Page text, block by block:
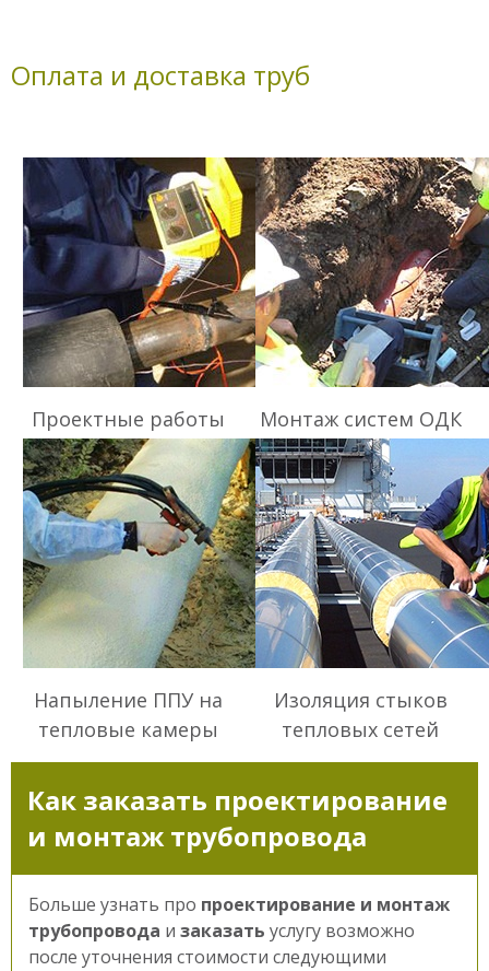
Ваше имя
Оплата и доставка труб
Проектные работы Монтаж систем ОДК
Напыление ППУ на
тепловые камеры
Изоляция стыков
тепловых сетей
Как заказать проектирование
и монтаж трубопровода
Больше узнать про проектирование и монтаж
трубопровода и заказать услугу возможно
после уточнения стоимости следующими